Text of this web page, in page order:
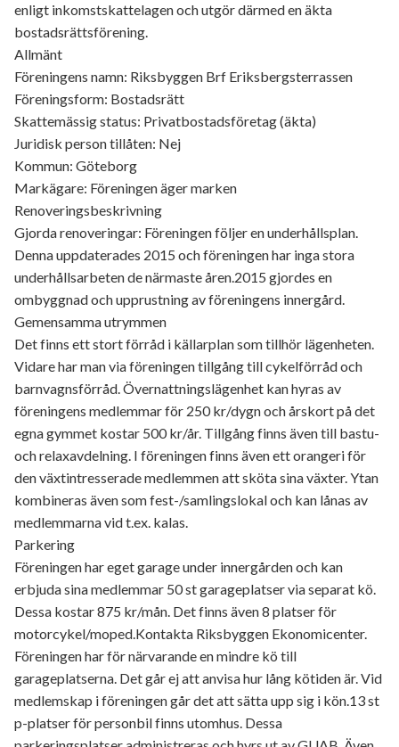
enligt inkomstskattelagen och utgör därmed en äkta
bostadsrättsförening.
Allmänt
Föreningens namn: Riksbyggen Brf Eriksbergsterrassen
Föreningsform: Bostadsrätt
Skattemässig status: Privatbostadsföretag (äkta)
Juridisk person tillåten: Nej
Kommun: Göteborg
Markägare: Föreningen äger marken
Renoveringsbeskrivning
Gjorda renoveringar: Föreningen följer en underhållsplan.
Denna uppdaterades 2015 och föreningen har inga stora
underhållsarbeten de närmaste åren.2015 gjordes en
ombyggnad och upprustning av föreningens innergård.
Gemensamma utrymmen
Det finns ett stort förråd i källarplan som tillhör lägenheten.
Vidare har man via föreningen tillgång till cykelförråd och
barnvagnsförråd. Övernattningslägenhet kan hyras av
föreningens medlemmar för 250 kr/dygn och årskort på det
egna gymmet kostar 500 kr/år. Tillgång finns även till bastu-
och relaxavdelning. I föreningen finns även ett orangeri för
den växtintresserade medlemmen att sköta sina växter. Ytan
kombineras även som fest-/samlingslokal och kan lånas av
medlemmarna vid t.ex. kalas.
Parkering
Föreningen har eget garage under innergården och kan
erbjuda sina medlemmar 50 st garageplatser via separat kö.
Dessa kostar 875 kr/mån. Det finns även 8 platser för
motorcykel/moped.Kontakta Riksbyggen Ekonomicenter.
Föreningen har för närvarande en mindre kö till
garageplatserna. Det går ej att anvisa hur lång kötiden är. Vid
medlemskap i föreningen går det att sätta upp sig i kön.13 st
p-platser för personbil finns utomhus. Dessa